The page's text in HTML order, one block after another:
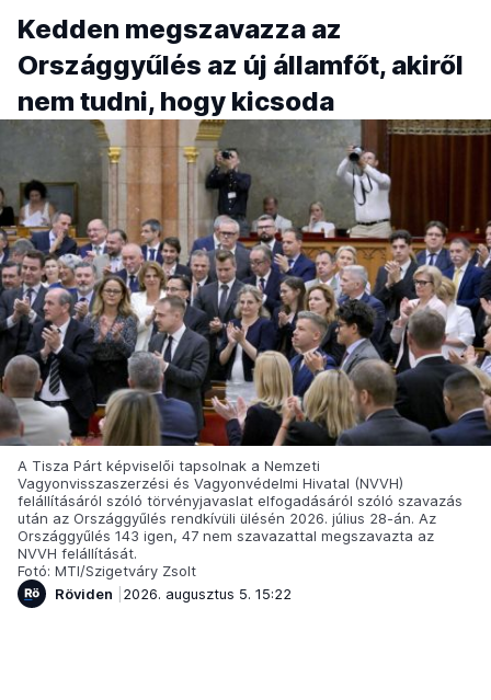
Kedden megszavazza az
Országgyűlés az új államfőt, akiről
nem tudni, hogy kicsoda
A Tisza Párt képviselői tapsolnak a Nemzeti
Vagyonvisszaszerzési és Vagyonvédelmi Hivatal (NVVH)
felállításáról szóló törvényjavaslat elfogadásáról szóló szavazás
után az Országgyűlés rendkívüli ülésén 2026. július 28-án. Az
Országgyűlés 143 igen, 47 nem szavazattal megszavazta az
NVVH felállítását.
Fotó: MTI/Szigetváry Zsolt
Röviden
2026. augusztus 5. 15:22